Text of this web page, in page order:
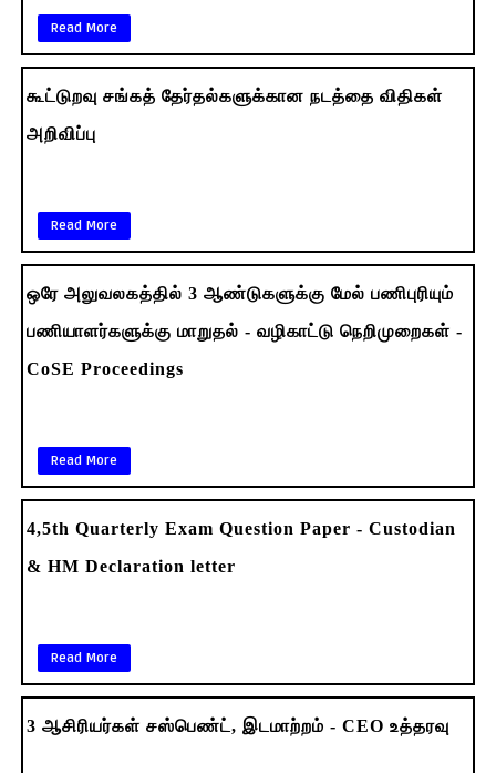
Read More
கூட்டுறவு சங்கத் தேர்தல்களுக்கான நடத்தை விதிகள்
அறிவிப்பு
Read More
ஒரே அலுவலகத்தில் 3 ஆண்டுகளுக்கு மேல் பணிபுரியும்
பணியாளர்களுக்கு மாறுதல் - வழிகாட்டு நெறிமுறைகள் -
CoSE Proceedings
Read More
4,5th Quarterly Exam Question Paper - Custodian
& HM Declaration letter
Read More
3 ஆசிரியர்கள் சஸ்பெண்ட், இடமாற்றம் - CEO உத்தரவு